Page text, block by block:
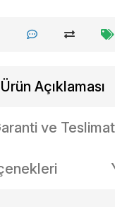
Ürün Açıklaması
ve Teslimat